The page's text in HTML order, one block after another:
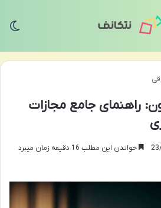
راهنمای جامع مجازات
خواندن این مطلب 16 دقیقه زمان میبرد